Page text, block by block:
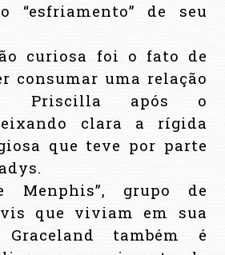
“esfriamento” de seu
curiosa foi o fato de
consumar uma relação
Priscilla após o
clara a rígida
que teve por parte
Menphis”, grupo de
que viviam em sua
também é